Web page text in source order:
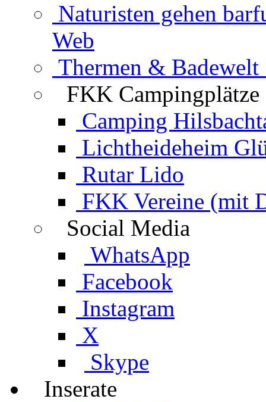
Naturisten gehen
Web
Thermen & Badewelt
FKK Campingplätze
Camping
Lichtheideheim
Rutar Lido
FKK Vereine (mit
Social Media
WhatsApp
Facebook
Instagram
X
Skype
Inserate